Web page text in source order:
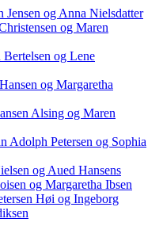
Jensen og Anna Nielsdatter
og Maren
og Lene
og Margaretha
Alsing og Maren
Adolph Petersen og Sophia
og Aued Hansens
og Margaretha Ibsen
Høi og Ingeborg